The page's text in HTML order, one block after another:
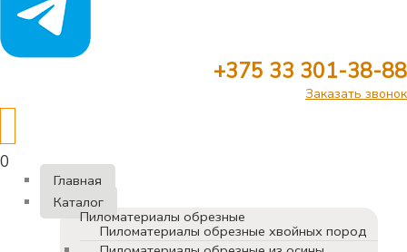
+375 33 301-38-88
Заказать звонок
0
Главная
Каталог
Пиломатериалы обрезные
Пиломатериалы обрезные хвойных пород